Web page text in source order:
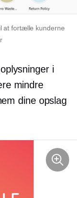
at fortælle kunderne
i
mindre
dine opslag